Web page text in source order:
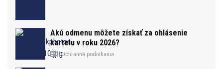
Akú odmenu môžete získať za ohlásenie
kartelu v roku 2026?
Ochranna podnikania